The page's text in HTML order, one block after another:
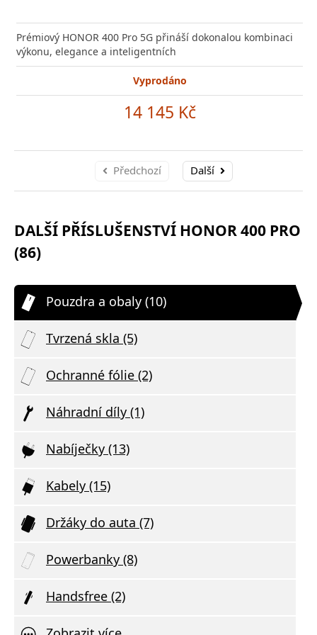
Prémiový HONOR 400 Pro 5G přináší dokonalou kombinaci
výkonu, elegance a inteligentních
Vyprodáno
14 145 Kč
Předchozí Další
DALŠÍ PŘÍSLUŠENSTVÍ HONOR 400 PRO
(86)
Pouzdra a obaly (10)
Tvrzená skla (5)
Ochranné fólie (2)
Náhradní díly (1)
Nabíječky (13)
Kabely (15)
Držáky do auta (7)
Powerbanky (8)
Handsfree (2)